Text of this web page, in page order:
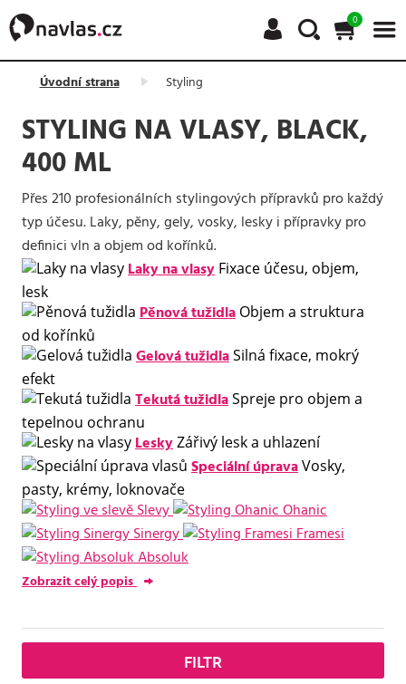
0
Úvodní strana Styling
STYLING NA VLASY, BLACK,
400 ML
Přes 210 profesionálních stylingových přípravků pro každý
typ účesu. Laky, pěny, gely, vosky, lesky i přípravky pro
definici vln a objem od kořínků.
Laky na vlasy Fixace účesu, objem,
lesk
Pěnová tužidla Objem a struktura
od kořínků
Gelová tužidlaSilná fixace, mokrý
efekt
Tekutá tužidlaSpreje pro objem a
tepelnou ochranu
LeskyZářivý lesk a uhlazení
Speciální úpravaVosky,
pasty, krémy, loknovače
Slevy
Ohanic
Sinergy
Framesi
Absoluk
Zobrazit celý popis
FILTR